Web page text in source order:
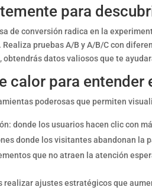
para
de conversión radica en la
pruebas A/B y A/B/C con
obtendrás datos valiosos que te
calor para
poderosas que permiten
donde los usuarios hacen clic con
donde los visitantes abandonan la
que no atraen la atención
realizar ajustes estratégicos que